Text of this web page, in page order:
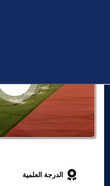
الدرجة العلمية